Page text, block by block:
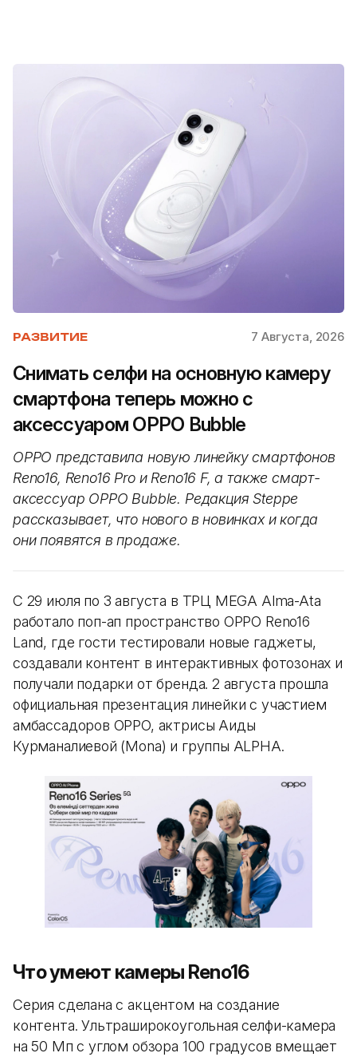
РАЗВИТИЕ 7 Августа, 2026
Снимать селфи на основную камеру
смартфона теперь можно с
аксессуаром OPPO Bubble
OPPO представила новую линейку смартфонов
Reno16, Reno16 Pro и Reno16 F, а также смарт-
аксессуар OPPO Bubble. Редакция Steppe
рассказывает, что нового в новинках и когда
они появятся в продаже.
С 29 июля по 3 августа в ТРЦ MEGA Alma-Ata
работало поп-ап пространство OPPO Reno16
Land, где гости тестировали новые гаджеты,
создавали контент в интерактивных фотозонах и
получали подарки от бренда. 2 августа прошла
официальная презентация линейки с участием
амбассадоров OPPO, актрисы Аиды
Курманалиевой (Mona) и группы ALPHA.
Что умеют камеры Reno16
Серия сделана с акцентом на создание
контента. Ультраширокоугольная селфи-камера
на 50 Мп с углом обзора 100 градусов вмещает